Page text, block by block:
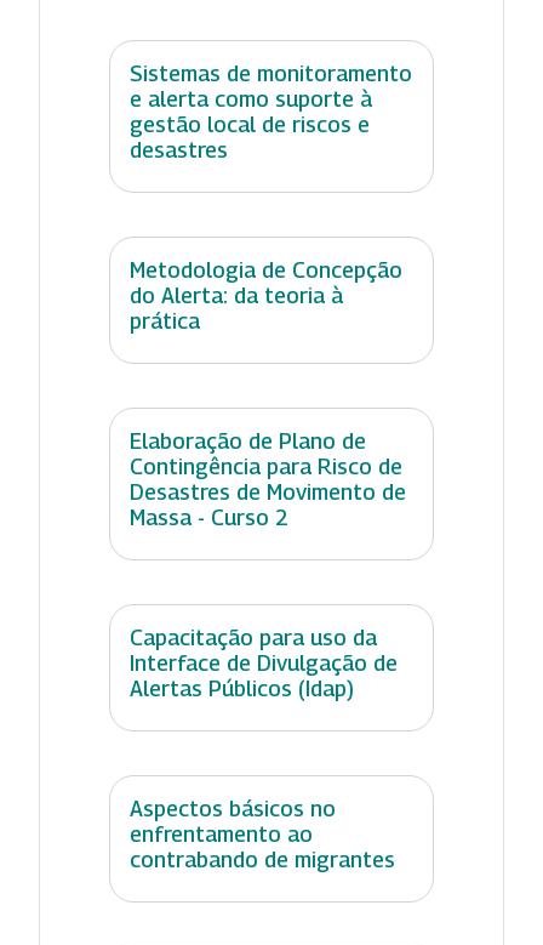
Sistemas de monitoramento
e alerta como suporte à
gestão local de riscos e
desastres
Metodologia de Concepção
do Alerta: da teoria à
prática
Elaboração de Plano de
Contingência para Risco de
Desastres de Movimento de
Massa - Curso 2
Capacitação para uso da
Interface de Divulgação de
Alertas Públicos (Idap)
Aspectos básicos no
enfrentamento ao
contrabando de migrantes